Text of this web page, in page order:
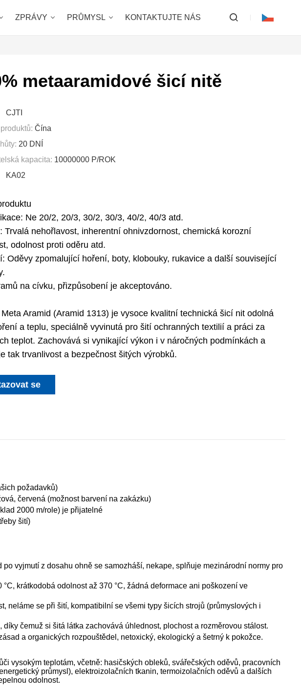
ZPRÁVY PRŮMYSL KONTAKTUJTE NÁS
metaaramidové šicí nitě
CJTI
Čína
20 DNÍ
kapacita: 10000000 P/ROK
KA02
Ne 20/2, 20/3, 30/2, 30/3, 40/2, 40/3 atd.
Trvalá nehořlavost, inherentní ohnivzdornost, chemická korozní
odolnost proti oděru atd.
Oděvy zpomalující hoření, boty, klobouky, rukavice a další související
na cívku, přizpůsobení je akceptováno.
Aramid (Aramid 1313) je vysoce kvalitní technická šicí nit odolná
a teplu, speciálně vyvinutá pro šití ochranných textilií a práci za
teplot. Zachovává si vynikající výkon i v náročných podmínkách a
tak trvanlivost a bezpečnost šitých výrobků.
se
požadavků)
červená (možnost barvení na zakázku)
2000 m/role) je přijatelné
šití)
vyjmutí z dosahu ohně se samozháší, nekape, splňuje mezinárodní normy pro
krátkodobá odolnost až 370 °C, žádná deformace ani poškození ve
neláme se při šití, kompatibilní se všemi typy šicích strojů (průmyslových i
čemuž si šitá látka zachovává úhlednost, plochost a rozměrovou stálost.
a organických rozpouštědel, netoxický, ekologický a šetrný k pokožce.
vysokým teplotám, včetně: hasičských obleků, svářečských oděvů, pracovních
průmysl), elektroizolačních tkanin, termoizolačních oděvů a dalších
odolnost.